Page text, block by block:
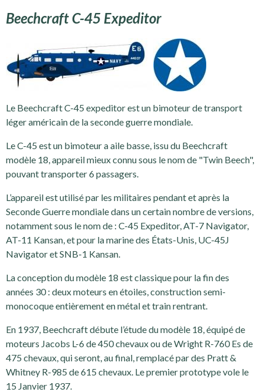
Beechcraft C-45 Expeditor
Le Beechcraft C-45 expeditor est un bimoteur de transport
léger américain de la seconde guerre mondiale.
Le C-45 est un bimoteur a aile basse, issu du Beechcraft
modèle 18, appareil mieux connu sous le nom de "Twin Beech",
pouvant transporter 6 passagers.
L’appareil est utilisé par les militaires pendant et après la
Seconde Guerre mondiale dans un certain nombre de versions,
notamment sous le nom de : C-45 Expeditor, AT-7 Navigator,
AT-11 Kansan, et pour la marine des États-Unis, UC-45J
Navigator et SNB-1 Kansan.
La conception du modèle 18 est classique pour la fin des
années 30 : deux moteurs en étoiles, construction semi-
monocoque entièrement en métal et train rentrant.
En 1937, Beechcraft débute l’étude du modèle 18, équipé de
moteurs Jacobs L-6 de 450 chevaux ou de Wright R-760 Es de
475 chevaux, qui seront, au final, remplacé par des Pratt &
Whitney R-985 de 615 chevaux. Le premier prototype vole le
15 Janvier 1937.